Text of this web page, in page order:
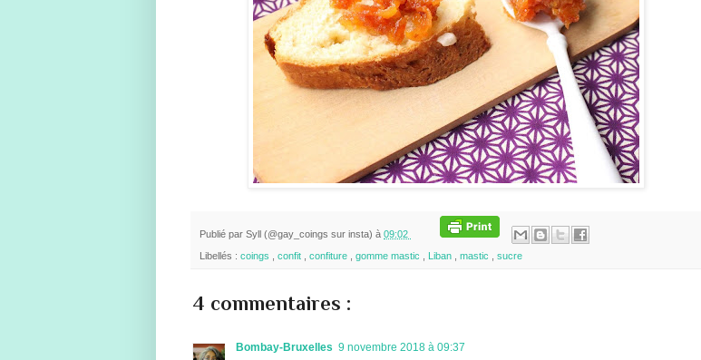
Publié par Syll (@gay_coings sur insta) à 09:02
Libellés : coings , confit , confiture , gomme mastic , Liban , mastic , sucre
4 commentaires :
Bombay-Bruxelles 9 novembre 2018 à 09:37